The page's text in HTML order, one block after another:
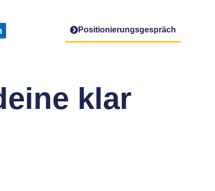
Positionierungs­gespräch
klar